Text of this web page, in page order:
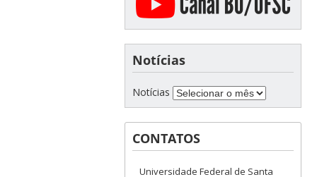
Notícias
Notícias
CONTATOS
Universidade Federal de Santa